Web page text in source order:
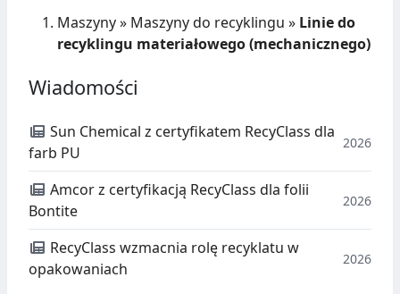
Maszyny» Maszyny do recyklingu » Linie do
recyklingu materiałowego (mechanicznego)
Wiadomości
Sun Chemical z certyfikatem RecyClass dla
farb PU
2026
Amcor z certyfikacją RecyClass dla folii
Bontite
2026
RecyClass wzmacnia rolę recyklatu w
opakowaniach
2026